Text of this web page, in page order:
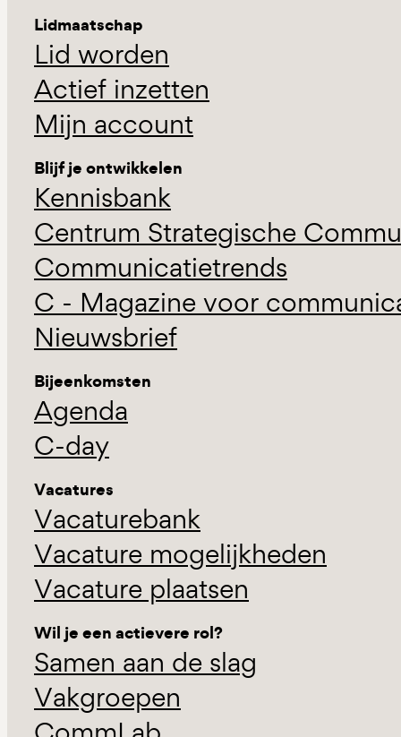
Lidmaatschap
Lid worden
Actief inzetten
Mijn account
Blijf je ontwikkelen
Kennisbank
Centrum Strategische
Communicatietrends
C - Magazine voor
Nieuwsbrief
Bijeenkomsten
Agenda
C-day
Vacatures
Vacaturebank
Vacature mogelijkheden
Vacature plaatsen
Wil je een actievere rol?
Samen aan de slag
Vakgroepen